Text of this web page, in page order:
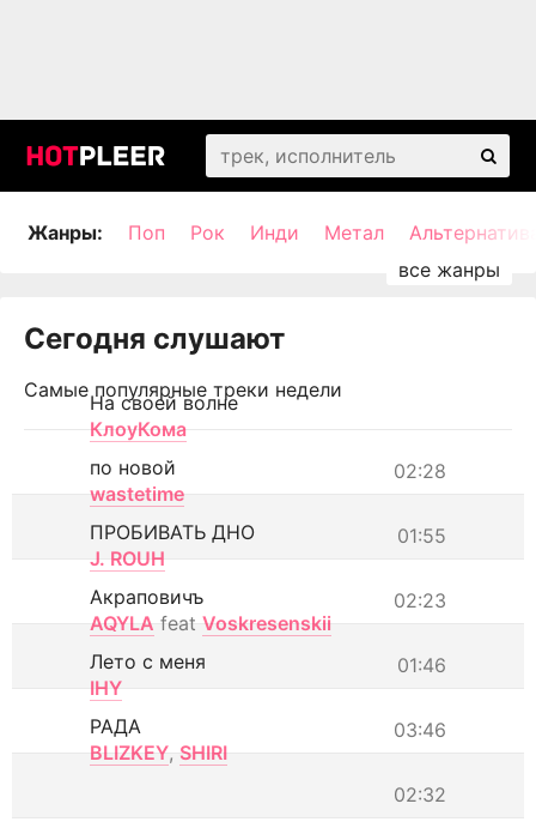
Жанры: Поп Рок Инди Метал
Сегодня слушают
Самые популярные треки недели
На своей волне
КлоуКома
02:28
по новой
wastetime
01:55
ПРОБИВАТЬ ДНО
J. ROUH
02:23
Акраповичъ
AQYLA feat Voskresenskii
01:46
Лето с меня
IHY
03:46
РАДА
BLIZKEY, SHIRI
02:32